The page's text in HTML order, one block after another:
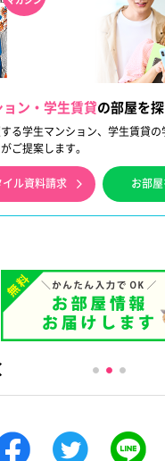
ン・学生賃貸の部屋を
る学生マンション、学生賃貸
ご提案します。
ル資料請求 お部